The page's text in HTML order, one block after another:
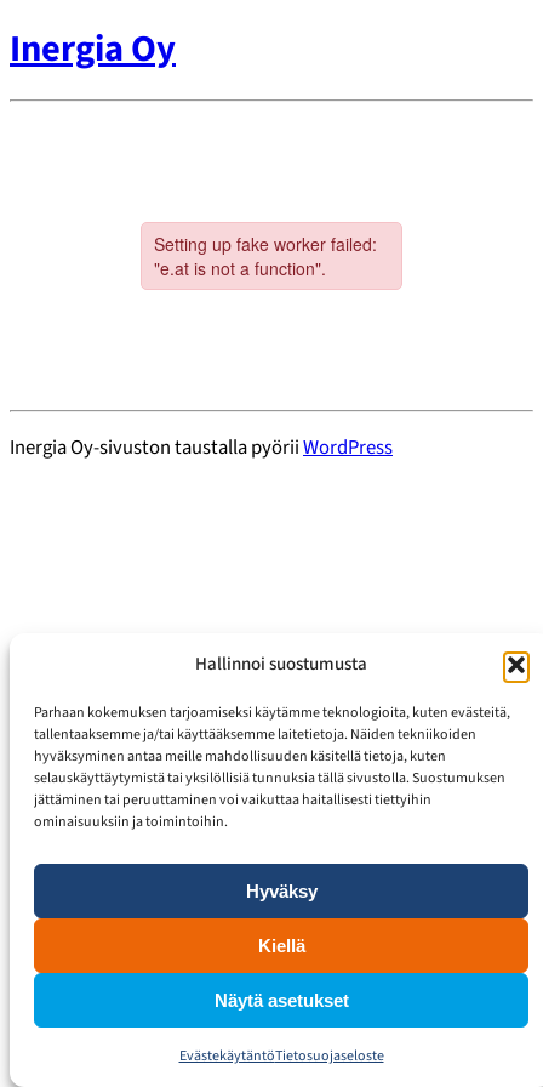
Hallinnoi suostumusta
Parhaan kokemuksen tarjoamiseksi käytämme teknologioita, kuten evästeitä,
tallentaaksemme ja/tai käyttääksemme laitetietoja. Näiden tekniikoiden
hyväksyminen antaa meille mahdollisuuden käsitellä tietoja, kuten
selauskäyttäytymistä tai yksilöllisiä tunnuksia tällä sivustolla. Suostumuksen
jättäminen tai peruuttaminen voi vaikuttaa haitallisesti tiettyihin
ominaisuuksiin ja toimintoihin.
Hyväksy
Kiellä
Näytä asetukset
EvästekäytäntöTietosuojaseloste
Inergia Oy
Inergia Oy-sivuston taustalla pyöriiWordPress